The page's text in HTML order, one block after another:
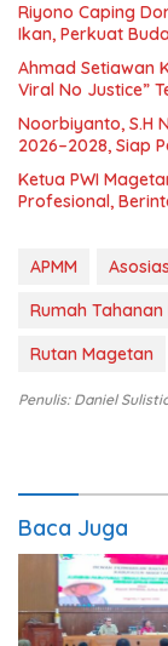
Riyono Caping
Ikan, Perkuat
Ahmad Setiawan
Viral No Justice”
Noorbiyanto, S.H
2026–2028, Siap
Ketua PWI
Profesional,
APMM
Rumah
Rutan Magetan
Penulis: Daniel
Baca Juga